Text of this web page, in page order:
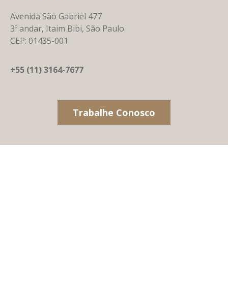
Avenida São Gabriel 477
3º andar, Itaim Bibi, São Paulo
CEP: 01435-001
+55 (11) 3164-7677
Trabalhe Conosco